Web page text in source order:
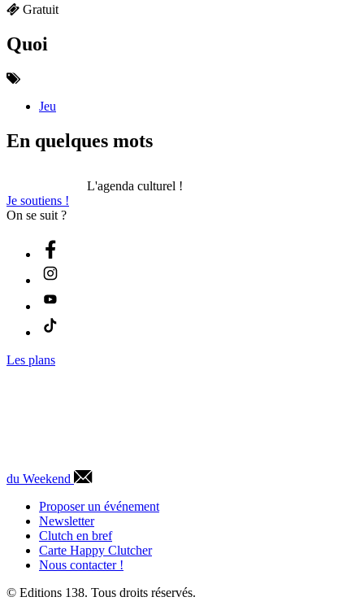
Gratuit
Quoi
Jeu
En quelques mots
L'agenda culturel !
Je soutiens !
On se suit ?
Les plans
du Weekend
Proposer un événement
Newsletter
Clutch en bref
Carte Happy Clutcher
Nous contacter !
© Editions 138. Tous droits réservés.